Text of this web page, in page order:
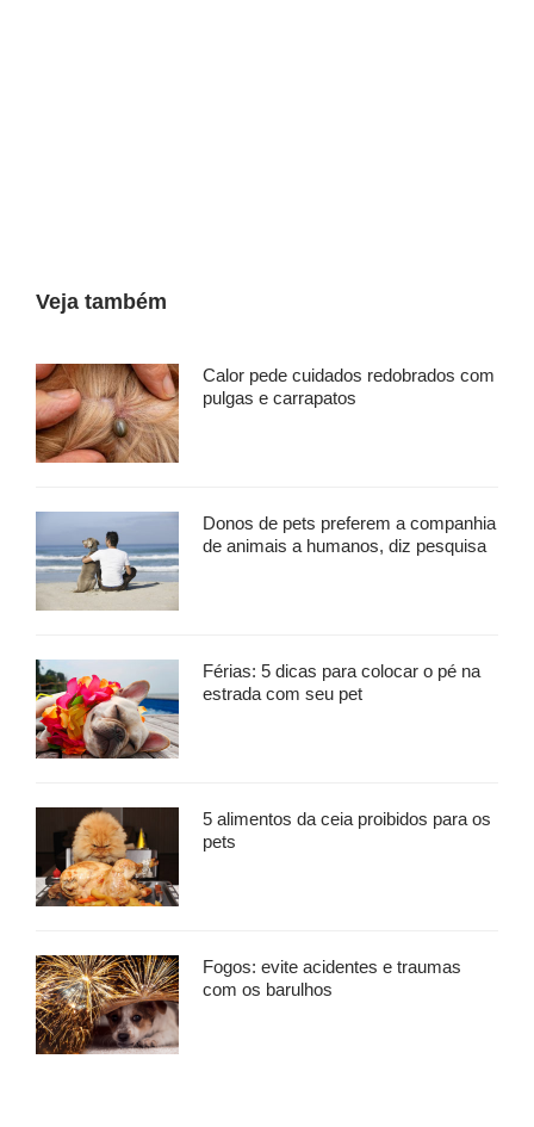
Veja também
Calor pede cuidados redobrados com
pulgas e carrapatos
Donos de pets preferem a companhia
de animais a humanos, diz pesquisa
Férias: 5 dicas para colocar o pé na
estrada com seu pet
5 alimentos da ceia proibidos para os
pets
Fogos: evite acidentes e traumas
com os barulhos